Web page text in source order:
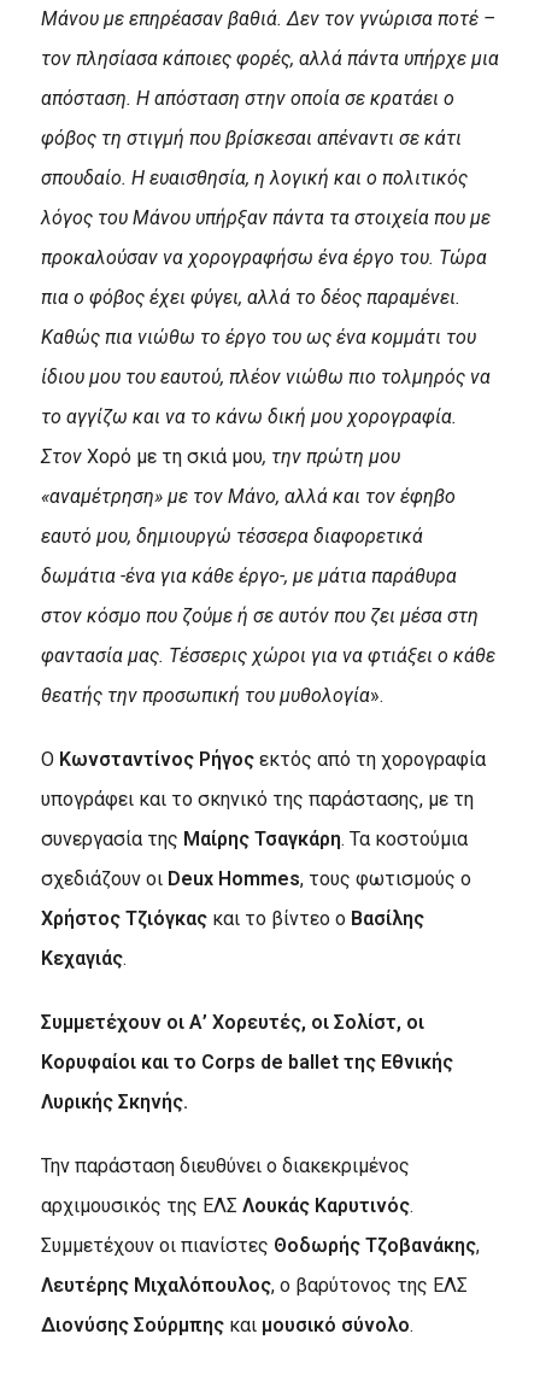
Μάνου με επηρέασαν βαθιά. Δεν τον γνώρισα ποτέ –
τον πλησίασα κάποιες φορές, αλλά πάντα υπήρχε μια
απόσταση. Η απόσταση στην οποία σε κρατάει ο
φόβος τη στιγμή που βρίσκεσαι απέναντι σε κάτι
σπουδαίο. Η ευαισθησία, η λογική και ο πολιτικός
λόγος του Μάνου υπήρξαν πάντα τα στοιχεία που με
προκαλούσαν να χορογραφήσω ένα έργο του. Τώρα
πια ο φόβος έχει φύγει, αλλά το δέος παραμένει.
Καθώς πια νιώθω το έργο του ως ένα κομμάτι του
ίδιου μου του εαυτού, πλέον νιώθω πιο τολμηρός να
το αγγίζω και να το κάνω δική μου χορογραφία.
Στον Χορό με τη σκιά μου, την πρώτη μου
«αναμέτρηση» με τον Μάνο, αλλά και τον έφηβο
εαυτό μου, δημιουργώ τέσσερα διαφορετικά
δωμάτια -ένα για κάθε έργο-, με μάτια παράθυρα
στον κόσμο που ζούμε ή σε αυτόν που ζει μέσα στη
φαντασία μας. Τέσσερις χώροι για να φτιάξει ο κάθε
θεατής την προσωπική του μυθολογία».
Ο Κωνσταντίνος Ρήγοςεκτός από τη χορογραφία
υπογράφει και το σκηνικό της παράστασης, με τη
συνεργασία της Μαίρης Τσαγκάρη. Τα κοστούμια
σχεδιάζουν οι Deux Hommes, τους φωτισμούς ο
Χρήστος Τζιόγκαςκαι το βίντεο ο Βασίλης
Κεχαγιάς.
Συμμετέχουν οι Α’ Χορευτές, οι Σολίστ, οι
Κορυφαίοι και το Corps de ballet της Εθνικής
Λυρικής Σκηνής.
Την παράσταση διευθύνει ο διακεκριμένος
αρχιμουσικός της ΕΛΣ Λουκάς Καρυτινός.
Συμμετέχουν οι πιανίστες Θοδωρής Τζοβανάκης,
Λευτέρης Μιχαλόπουλος, ο βαρύτονος της ΕΛΣ
Διονύσης Σούρμπηςκαι μουσικό σύνολο.